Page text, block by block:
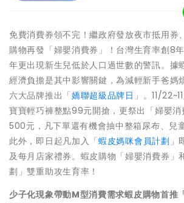
免費消費券領不完！繼政府發放夜市抵用券
購物再發「婦嬰消費券」！台灣生育率創8
年更出現新生兒低於人口過世數的警訊。據
經濟負擔是其中影響關鍵，為減輕新手爸媽
六大品牌推出「嬌聯超級品牌日 」。11/
寶寶輕巧褲整點99元開搶，更祭出「婦嬰
500元，凡下單還有機會抽中整箱尿布、兒
此外，即日起凡加入「蝦皮媽咪會員計劃 」
及每月店家禮券。蝦皮購物「婦嬰消費券」
劃」雙重助攻生育率！
少子化現象帶動M型消費需求蝦皮購物首推